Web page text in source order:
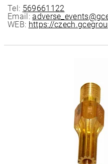
Tel: 569661122
Email:
WEB: https://